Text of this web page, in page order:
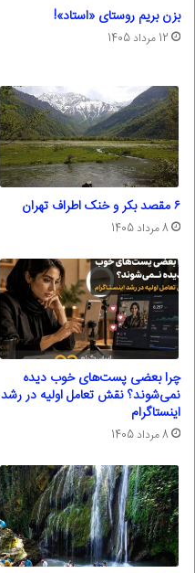
بزن بریم روستای «استاد»!
12 مرداد 1405
۶ مقصد بکر و خنک اطراف تهران
8 مرداد 1405
چرا بعضی پست‌های خوب دیده
نمی‌شوند؟ نقش تعامل اولیه در رشد
اینستاگرام
8 مرداد 1405